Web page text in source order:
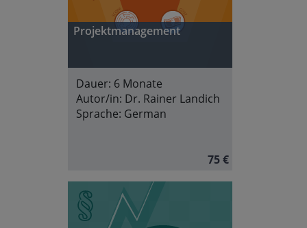
Projektmanagement
Dauer: 6 Monate
Autor/in: Dr. Rainer Landich
Sprache: German
75 €